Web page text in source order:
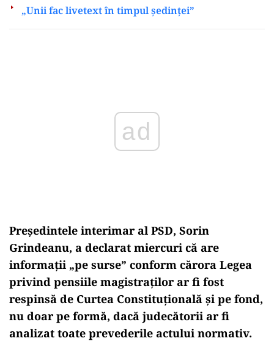
„Unii fac livetext în timpul ședinței”
Președintele interimar al PSD, Sorin
Grindeanu, a declarat miercuri că are
informații „pe surse” conform cărora Legea
privind pensiile magistraților ar fi fost
respinsă de Curtea Constituțională și pe fond,
nu doar pe formă, dacă judecătorii ar fi
analizat toate prevederile actului normativ.